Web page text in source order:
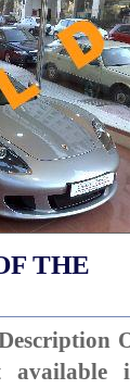
THE
available